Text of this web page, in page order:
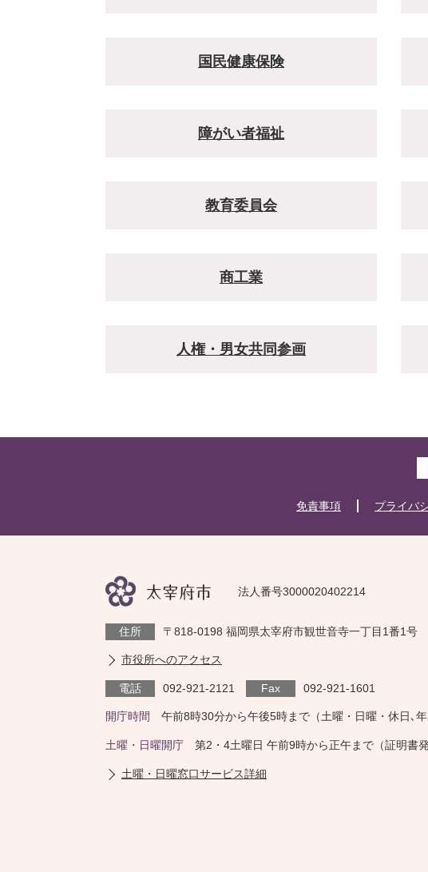
国民健康保険
障がい者福祉
教育委員会
商工業
人権・男女共同参画
免責事項 プライバ
法人番号3000020402214
住所 〒818-0198 福岡県太宰府市観世音寺一丁目1番1号
市役所へのアクセス
電話 092-921-2121 Fax 092-921-1601
開庁時間 午前8時30分から午後5時まで（土曜・日曜・休日､年
土曜・日曜開庁 第2・4土曜日 午前9時から正午まで（証明書
土曜・日曜窓口サービス詳細